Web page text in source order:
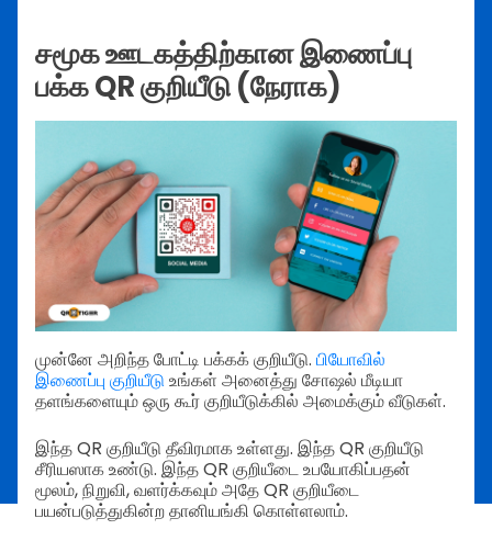
சமூக ஊடகத்திற்கான இணைப்பு
பக்க QR குறியீடு (நேராக)
முன்னே அறிந்த போட்டி பக்கக் குறியீடு. பியோவில்
இணைப்பு குறியீடு உங்கள் அனைத்து சோஷல் மீடியா
தளங்களையும் ஒரு கூர் குறியீடுக்கில் அமைக்கும் வீடுகள்.
இந்த QR குறியீடு தீவிரமாக உள்ளது. இந்த QR குறியீடு
சீரியஸாக உண்டு. இந்த QR குறியீடை உபயோகிப்பதன்
மூலம், நிறுவி, வளர்க்கவும் அதே QR குறியீடை
பயன்படுத்துகின்ற தானியங்கி கொள்ளலாம்.